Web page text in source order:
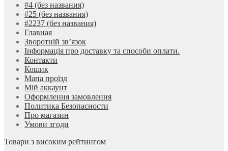
#4 (без названия)
#25 (без названия)
#2237 (без названия)
Главная
Зворотній зв’язок
Інформація про доставку та способи оплати.
Контакти
Кошик
Мапа проїзд
Мій аккаунт
Оформлення замовлення
Политика Безопасности
Про магазин
Умови згоди
Товари з високим рейтингом